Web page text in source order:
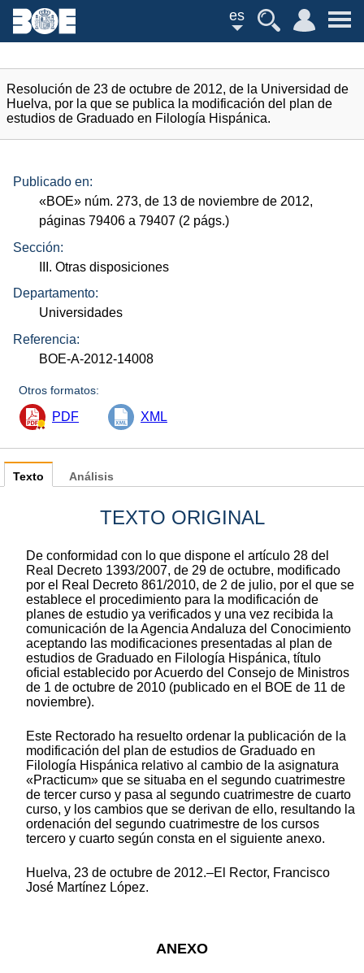
es
Resolución de 23 de octubre de 2012, de la Universidad de
Huelva, por la que se publica la modificación del plan de
estudios de Graduado en Filología Hispánica.
Publicado en:
«BOE» núm. 273, de 13 de noviembre de 2012,
páginas 79406 a 79407 (2 págs.)
Sección:
III. Otras disposiciones
Departamento:
Universidades
Referencia:
BOE-A-2012-14008
Otros formatos:
PDF XML
Texto
TEXTO ORIGINAL
De conformidad con lo que dispone el artículo 28 del
Real Decreto 1393/2007, de 29 de octubre, modificado
por el Real Decreto 861/2010, de 2 de julio, por el que se
establece el procedimiento para la modificación de
planes de estudio ya verificados y una vez recibida la
comunicación de la Agencia Andaluza del Conocimiento
aceptando las modificaciones presentadas al plan de
estudios de Graduado en Filología Hispánica, título
oficial establecido por Acuerdo del Consejo de Ministros
de 1 de octubre de 2010 (publicado en el BOE de 11 de
noviembre).
Este Rectorado ha resuelto ordenar la publicación de la
modificación del plan de estudios de Graduado en
Filología Hispánica relativo al cambio de la asignatura
«Practicum» que se situaba en el segundo cuatrimestre
de tercer curso y pasa al segundo cuatrimestre de cuarto
curso, y los cambios que se derivan de ello, resultando la
ordenación del segundo cuatrimestre de los cursos
tercero y cuarto según consta en el siguiente anexo.
Huelva, 23 de octubre de 2012.–El Rector, Francisco
José Martínez López.
ANEXO
Análisis